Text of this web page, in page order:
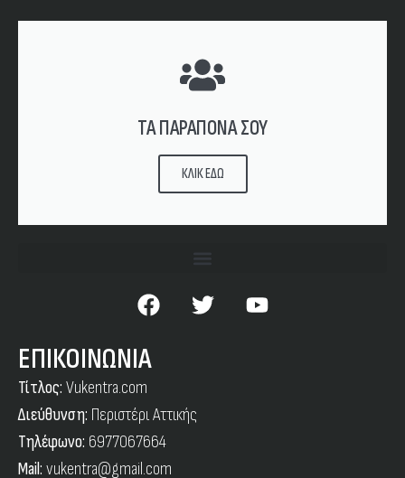
ΤΑ ΠΑΡΑΠΟΝΑ ΣΟΥ
ΚΛΙΚ ΕΔΩ
ΕΠΙΚΟΙΝΩΝΙΑ
Τίτλος: Vukentra.com
Διεύθυνση: Περιστέρι Αττικής
Τηλέφωνο: 6977067664
Mail: vukentra@gmail.com